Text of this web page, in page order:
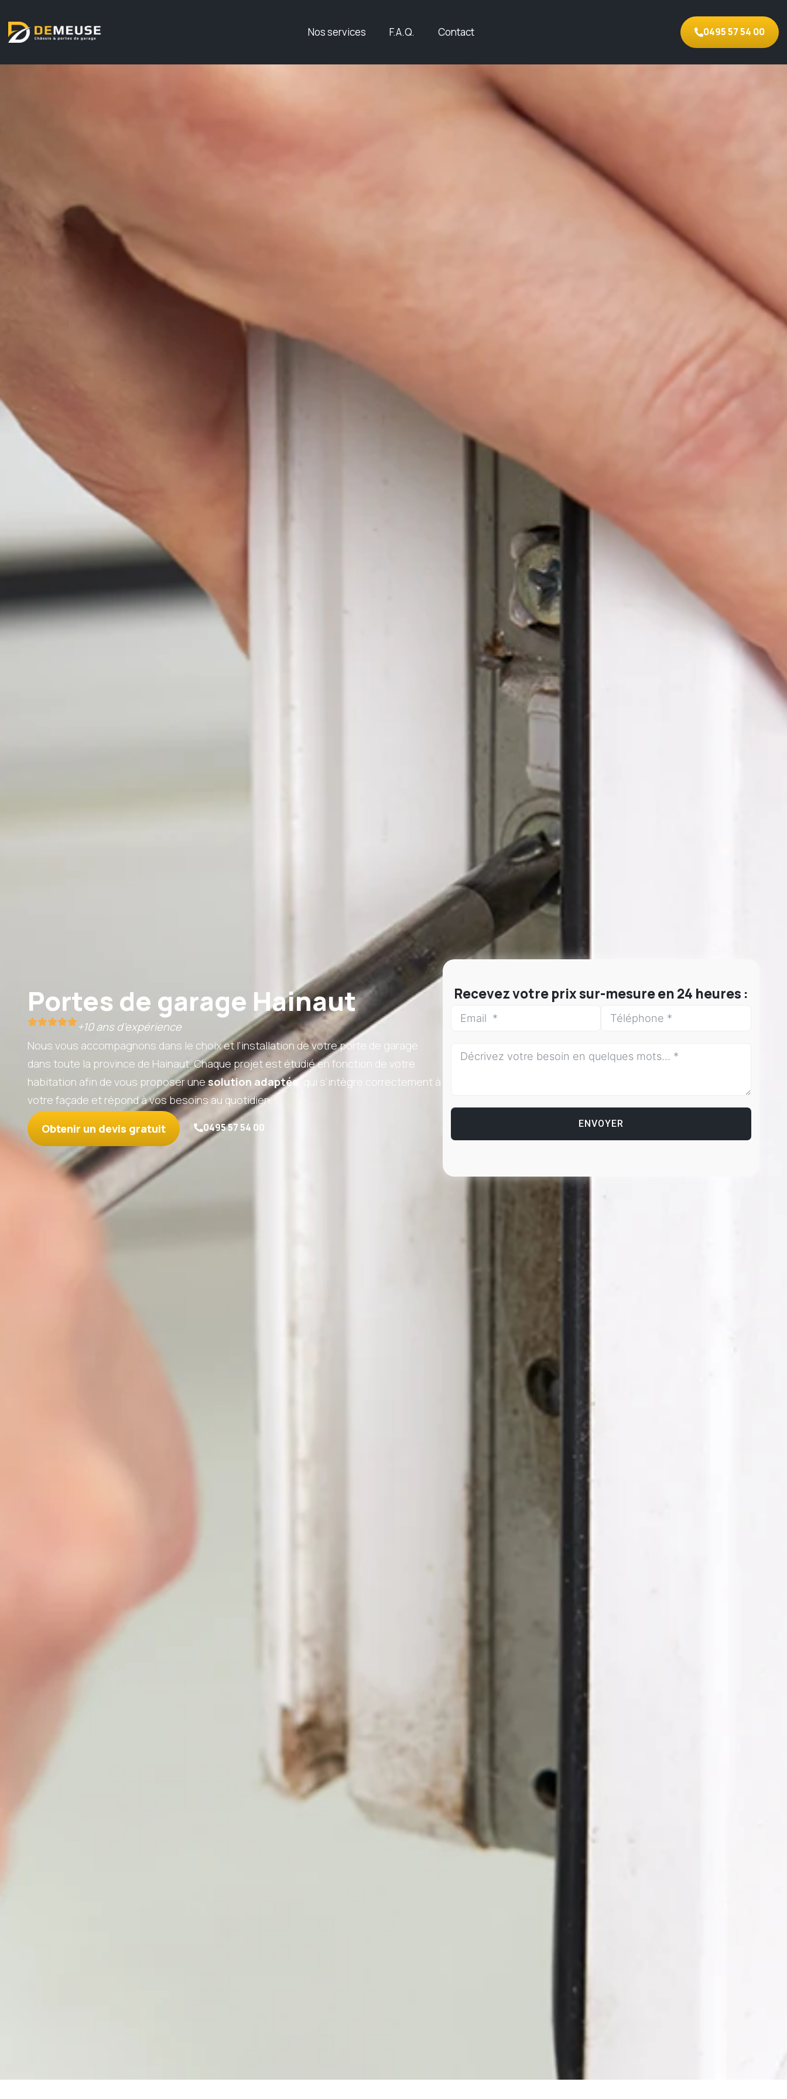
Nos services F.A.Q. Contact 0495 57 54 00
Portes de garage Hainaut
+10 ans d’expérience
Nous vous accompagnons dans le choix et l’installation de votre porte de garage
dans toute la province de Hainaut. Chaque projet est étudié en fonction de votre
habitation afin de vous proposer unesolution adaptée, qui s’intègre correctement à
votre façade et répond à vos besoins au quotidien.
Obtenir un devis gratuit 0495 57 54 00
Recevez votre prix sur-mesure en 24 heures :
ENVOYER